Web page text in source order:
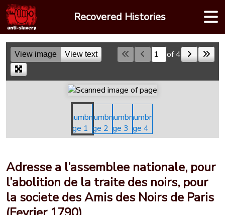
Skip
to
content
Recovered Histories
View image View text Skip to a pageof 4
Adresse a l’assemblee nationale, pour
l’abolition de la traite des noirs, pour
la societe des Amis des Noirs de Paris